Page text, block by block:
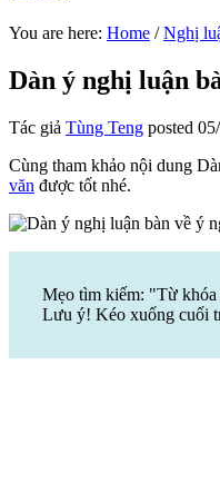
You are here: Home / Nghị
Dàn ý nghị luận
Tác giả Tùng Teng posted
Cùng tham khảo nội dung
văn được tốt nhé.
Mẹo tìm kiếm: "Từ
Lưu ý! Kéo xuống cuối